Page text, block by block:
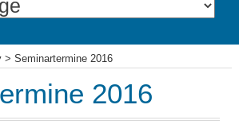
> Seminartermine 2016
2016